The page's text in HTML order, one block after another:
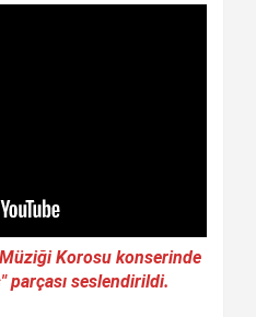
Korosu konserinde
parçası seslendirildi.